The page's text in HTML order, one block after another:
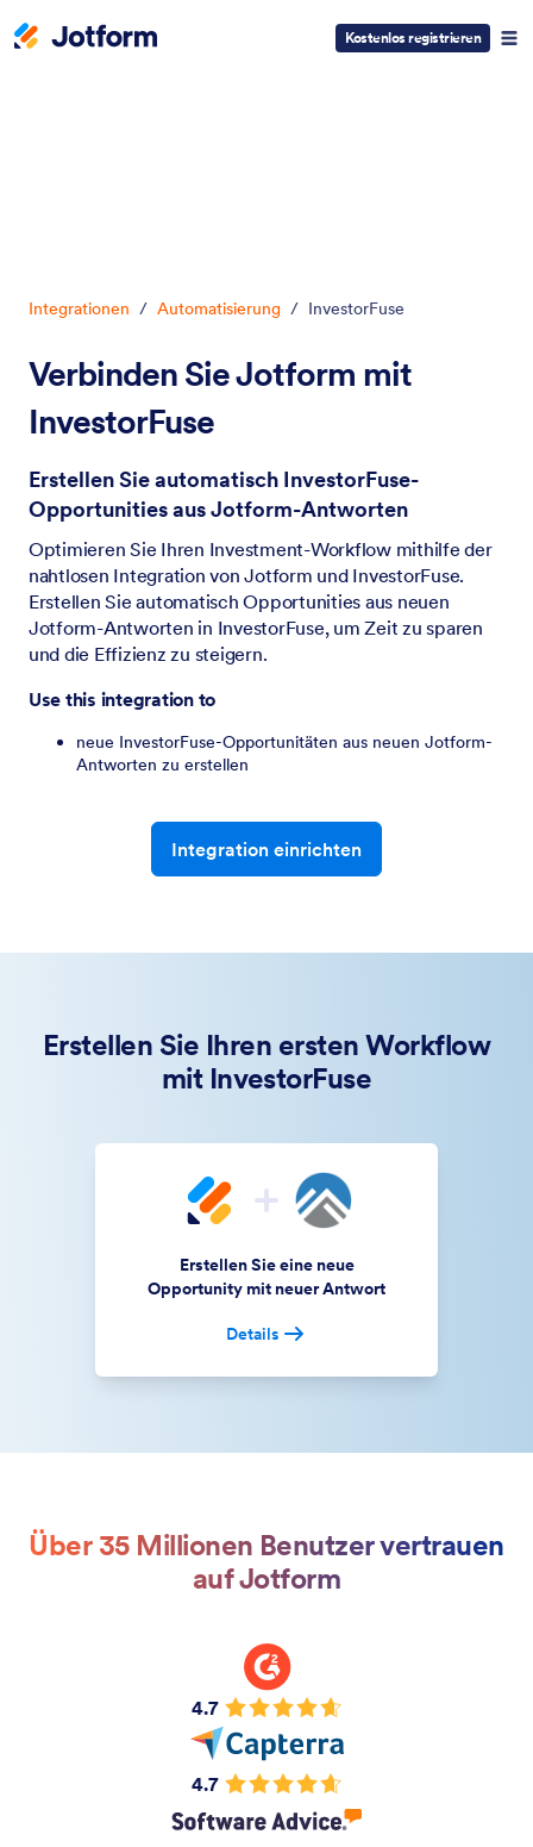
Kostenlos registrieren
Integrationen / Automatisierung / InvestorFuse
Verbinden Sie Jotform mit
InvestorFuse
Erstellen Sie automatisch InvestorFuse-
Opportunities aus Jotform-Antworten
Optimieren Sie Ihren Investment-Workflow mithilfe der
nahtlosen Integration von Jotform und InvestorFuse.
Erstellen Sie automatisch Opportunities aus neuen
Jotform-Antworten in InvestorFuse, um Zeit zu sparen
und die Effizienz zu steigern.
Use this integration to
neue InvestorFuse-Opportunitäten aus neuen Jotform-
Antworten zu erstellen
Integration einrichten
Erstellen Sie Ihren ersten Workflow
mit InvestorFuse
Erstellen Sie eine neue
Opportunity mit neuer Antwort
Details
Über 35 Millionen Benutzer vertrauen
auf Jotform
4.7
4.7